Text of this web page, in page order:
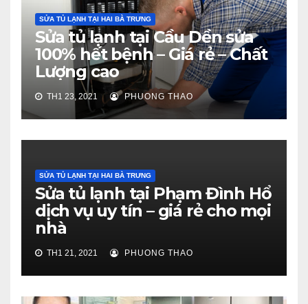
SỬA TỦ LẠNH TẠI HAI BÀ TRƯNG
Sửa tủ lạnh tại Cầu Dền sửa
100% hết bệnh – Giá rẻ – Chất
Lượng cao
TH1 23, 2021 PHUONG THAO
SỬA TỦ LẠNH TẠI HAI BÀ TRƯNG
Sửa tủ lạnh tại Phạm Đình Hổ
dịch vụ uy tín – giá rẻ cho mọi
nhà
TH1 21, 2021 PHUONG THAO